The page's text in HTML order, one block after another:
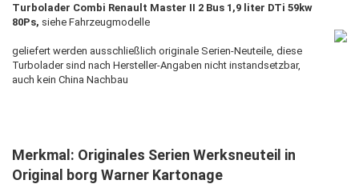
Turbolader Combi Renault Master II 2 Bus 1,9 liter DTi 59kw
80Ps, siehe Fahrzeugmodelle
geliefert werden ausschließlich originale Serien-Neuteile, diese
Turbolader sind nach Hersteller-Angaben nicht instandsetzbar,
auch kein China Nachbau
Merkmal: Originales Serien Werksneuteil in
Original borg Warner Kartonage